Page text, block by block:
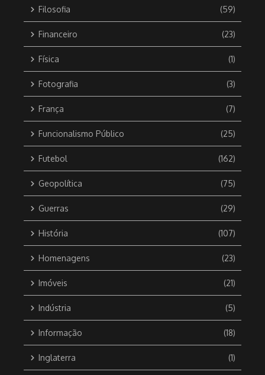
Filosofia (59)
Financeiro (23)
Física (1)
Fotografia (3)
França (7)
Funcionalismo Público (25)
Futebol (162)
Geopolítica (75)
Guerras (29)
História (107)
Homenagens (23)
Imóveis (21)
Indústria (5)
Informação (18)
Inglaterra (1)